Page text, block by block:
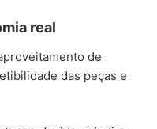
real
de
das peças e